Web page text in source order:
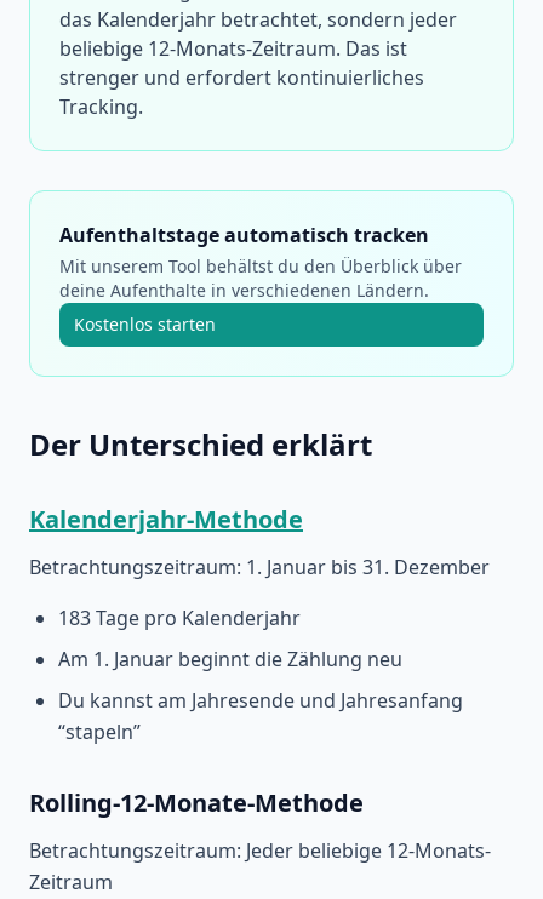
das Kalenderjahr betrachtet, sondern jeder
beliebige 12-Monats-Zeitraum. Das ist
strenger und erfordert kontinuierliches
Tracking.
Aufenthaltstage automatisch tracken
Mit unserem Tool behältst du den Überblick über
deine Aufenthalte in verschiedenen Ländern.
Kostenlos starten
Der Unterschied erklärt
Kalenderjahr-Methode
Betrachtungszeitraum: 1. Januar bis 31. Dezember
183 Tage pro Kalenderjahr
Am 1. Januar beginnt die Zählung neu
Du kannst am Jahresende und Jahresanfang
“stapeln”
Rolling-12-Monate-Methode
Betrachtungszeitraum: Jeder beliebige 12-Monats-
Zeitraum